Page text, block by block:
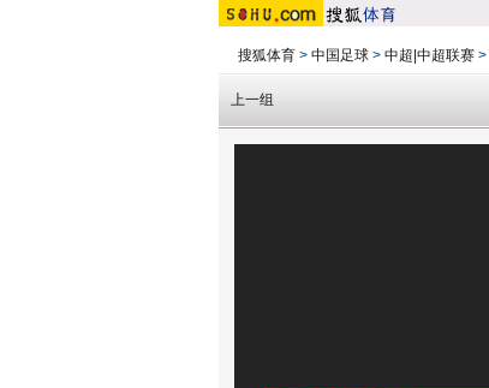
搜狐体育 > 中国足球 > 中超|中超联赛 >
上一组